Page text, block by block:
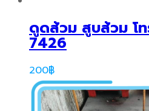
ดูดส้วม สูบส้วม โ
7426
200฿